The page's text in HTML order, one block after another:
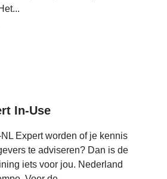
In-Use
Expert worden of je kennis
te adviseren? Dan is de
iets voor jou. Nederland